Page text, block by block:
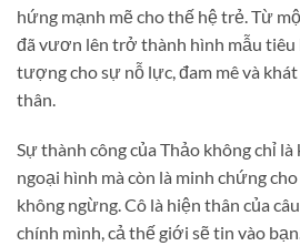
hứng mạnh mẽ cho thế hệ trẻ. Từ
đã vươn lên trở thành hình mẫu tiêu
tượng cho sự nỗ lực, đam mê và
thân.
Sự thành công của Thảo không chỉ
ngoại hình mà còn là minh chứng
không ngừng. Cô là hiện thân của
chính mình, cả thế giới sẽ tin vào